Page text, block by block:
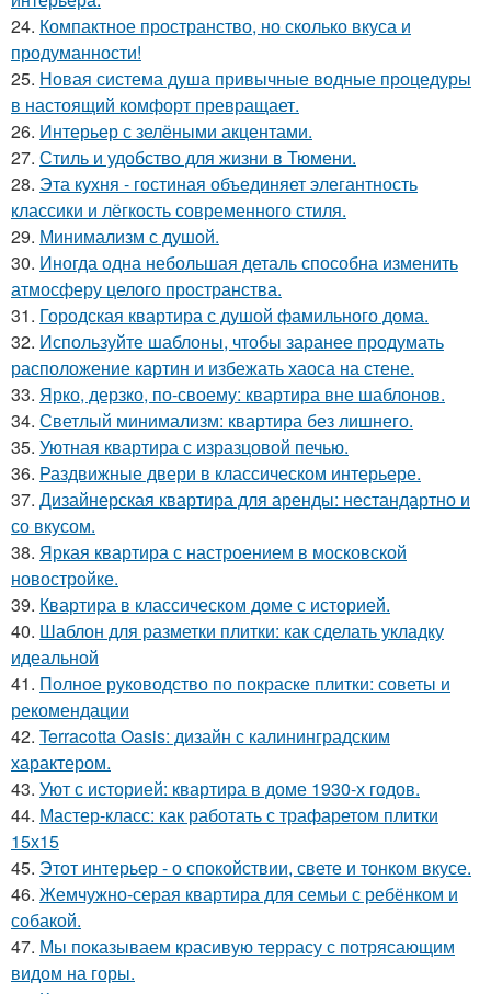
24. Компактное пространство, но сколько вкуса и
продуманности!
25. Новая система душа привычные водные процедуры
в настоящий комфорт превращает.
26. Интерьер с зелёными акцентами.
27. Стиль и удобство для жизни в Тюмени.
28. Эта кухня - гостиная объединяет элегантность
классики и лёгкость современного стиля.
29. Минимализм с душой.
30. Иногда одна небольшая деталь способна изменить
атмосферу целого пространства.
31. Городская квартира с душой фамильного дома.
32. Используйте шаблоны, чтобы заранее продумать
расположение картин и избежать хаоса на стене.
33. Ярко, дерзко, по-своему: квартира вне шаблонов.
34. Светлый минимализм: квартира без лишнего.
35. Уютная квартира с изразцовой печью.
36. Раздвижные двери в классическом интерьере.
37. Дизайнерская квартира для аренды: нестандартно и
со вкусом.
38. Яркая квартира с настроением в московской
новостройке.
39. Квартира в классическом доме с историей.
40. Шаблон для разметки плитки: как сделать укладку
идеальной
41. Полное руководство по покраске плитки: советы и
рекомендации
42. Terracotta Oasis: дизайн с калининградским
характером.
43. Уют с историей: квартира в доме 1930-х годов.
44. Мастер-класс: как работать с трафаретом плитки
15х15
45. Этот интерьер - о спокойствии, свете и тонком вкусе.
46. Жемчужно-серая квартира для семьи с ребёнком и
собакой.
47. Мы показываем красивую террасу с потрясающим
видом на горы.